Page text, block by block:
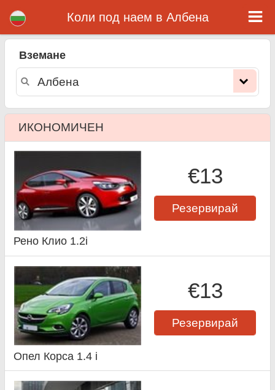
Коли под наем в Албена
Вземане
ИКОНОМИЧЕН
€13
Резервирай
Рено Клио 1.2i
€13
Резервирай
Опел Корса 1.4 i